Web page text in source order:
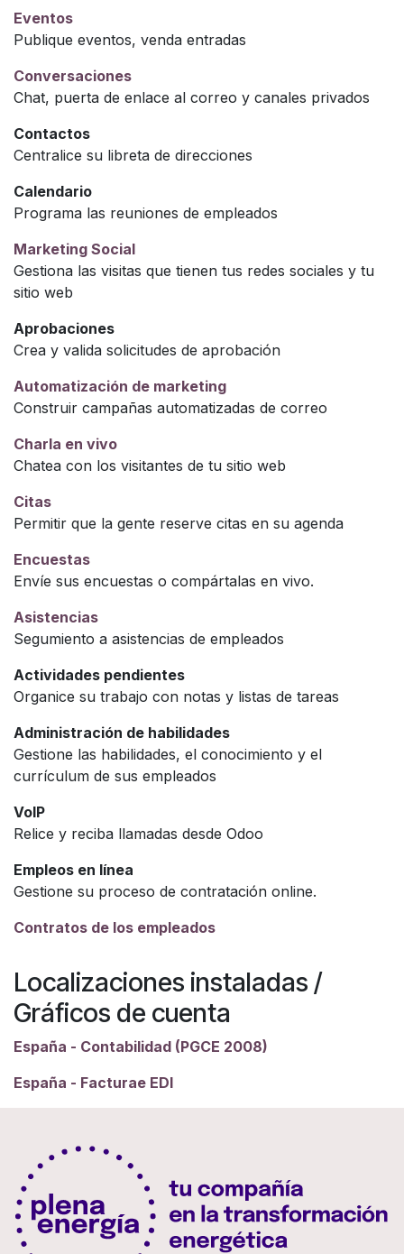
Eventos
Publique eventos, venda entradas
Conversaciones
Chat, puerta de enlace al correo y canales privados
Contactos
Centralice su libreta de direcciones
Calendario
Programa las reuniones de empleados
Marketing Social
Gestiona las visitas que tienen tus redes sociales y tu
sitio web
Aprobaciones
Crea y valida solicitudes de aprobación
Automatización de marketing
Construir campañas automatizadas de correo
Charla en vivo
Chatea con los visitantes de tu sitio web
Citas
Permitir que la gente reserve citas en su agenda
Encuestas
Envíe sus encuestas o compártalas en vivo.
Asistencias
Segumiento a asistencias de empleados
Actividades pendientes
Organice su trabajo con notas y listas de tareas
Administración de habilidades
Gestione las habilidades, el conocimiento y el
currículum de sus empleados
VoIP
Relice y reciba llamadas desde Odoo
Empleos en línea
Gestione su proceso de contratación online.
Contratos de los empleados
Localizaciones instaladas /
Gráficos de cuenta
España - Contabilidad (PGCE 2008)
España - Facturae EDI